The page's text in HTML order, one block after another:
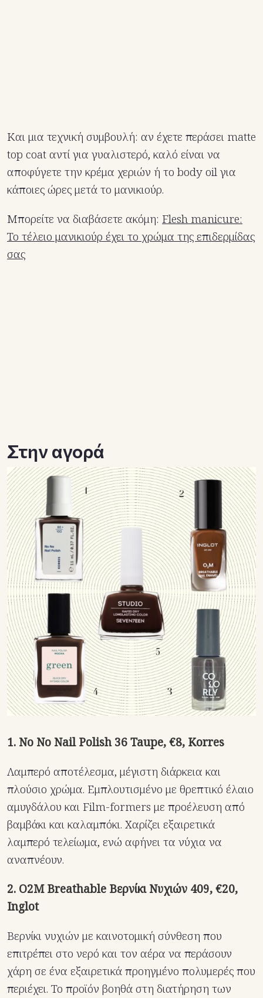
Και μια τεχνική συμβουλή: αν έχετε περάσει matte
top coat αντί για γυαλιστερό, καλό είναι να
αποφύγετε την κρέμα χεριών ή το body oil για
κάποιες ώρες μετά το μανικιούρ.
Μπορείτε να διαβάσετε ακόμη: Flesh manicure:
Το τέλειο μανικιούρ έχει το χρώμα της επιδερμίδας
σας
Στην αγορά
1. No No Nail Polish 36 Taupe, €8, Korres
Λαμπερό αποτέλεσμα, μέγιστη διάρκεια και
πλούσιο χρώμα. Εμπλουτισμένο με θρεπτικό έλαιο
αμυγδάλου και Film-formers με προέλευση από
βαμβάκι και καλαμπόκι. Χαρίζει εξαιρετικά
λαμπερό τελείωμα, ενώ αφήνει τα νύχια να
αναπνέουν.
2. O2M Breathable Βερνίκι Νυχιών 409, €20,
Inglot
Βερνίκι νυχιών με καινοτομική σύνθεση που
επιτρέπει στο νερό και τον αέρα να περάσουν
χάρη σε ένα εξαιρετικά προηγμένο πολυμερές που
περιέχει. Το προϊόν βοηθά στη διατήρηση των